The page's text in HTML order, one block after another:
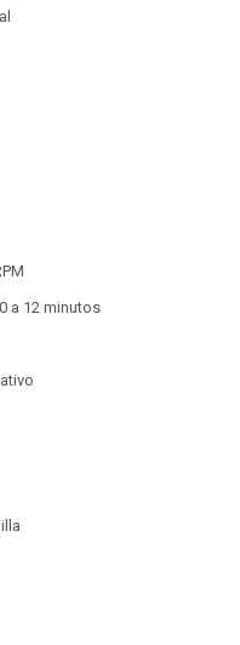
a 12 minutos